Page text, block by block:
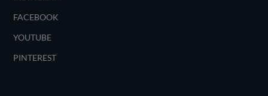
FACEBOOK
YOUTUBE
PINTEREST